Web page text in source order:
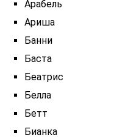
Арабель
Ариша
Банни
Баста
Беатрис
Белла
Бетт
Бианка